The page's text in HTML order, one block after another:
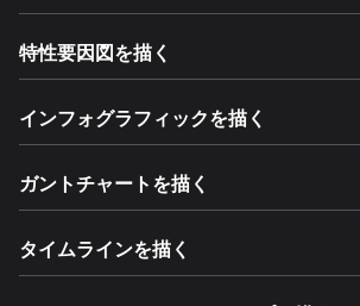
特性要因図を描く
インフォグラフィックを描く
ガントチャートを描く
タイムラインを描く